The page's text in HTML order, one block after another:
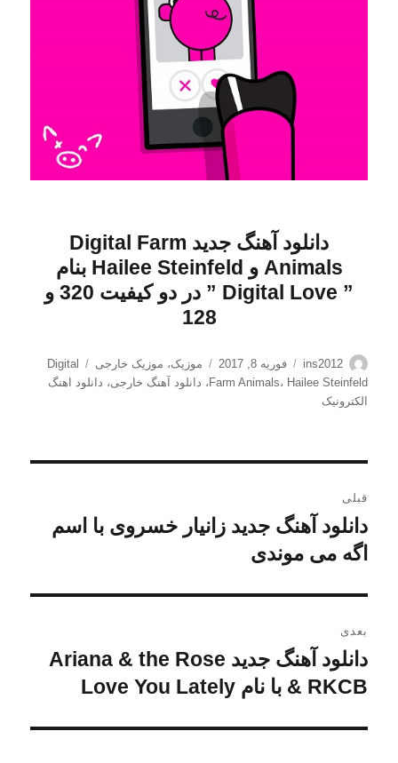
دانلود آهنگ جدید Digital Farm
Animals و Hailee Steinfeld بنام
” Digital Love
” در دو کیفیت 320 و
128
نویسنده
ins2012
ارسال
شده
فوریه 8, 2017 دسته‌ها
موزیک، موزیک خارجی برچسب‌ها
Digital
Farm Animals، Hailee Steinfeld ، دانلود آهنگ خارجی، دانلود اهنگ
الکترونیک
نوشته
قبلی
نوشته
قبلی:
دانلود آهنگ جدید زانیار خسروی با اسم
اگه می موندی
بعدی
نوشته
بعدی:
دانلود آهنگ جدید Ariana & the Rose
& RKCB با نام Love You Lately